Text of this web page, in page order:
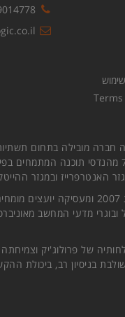
חברה מובילה בתחום
המונה כיום מעל 700 מהנדסי תוכנה
האנטרפרייז ובמגזר
החברה נוסדה בשנת 2007 ומעסיקה
מדעי המחשב
של פרולוג'יק
בניסיון רב, ביכולת